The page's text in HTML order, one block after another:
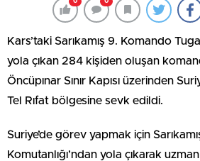
Kars’taki Sarıkamış 9. Komando
yola çıkan 284 kişiden oluşan
Öncüpınar Sınır Kapısı üzerinden
Tel Rıfat bölgesine sevk edildi.
Suriye’de görev yapmak için
Komutanlığı’ndan yola çıkarak